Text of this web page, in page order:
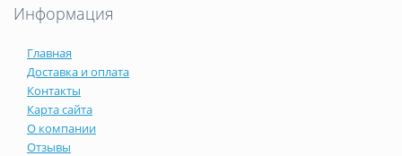
Информация
Главная
Доставка и оплата
Контакты
Карта сайта
О компании
Отзывы